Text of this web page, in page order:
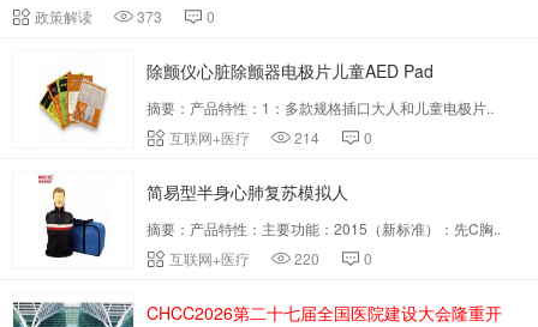
政策解读
373 0
除颤仪心脏除颤器电极片儿童AED Pad
摘要：产品特性：1：多款规格插口大人和儿童电极片..
互联网+医疗
214 0
简易型半身心肺复苏模拟人
摘要：产品特性：主要功能：2015（新标准）：先C胸..
互联网+医疗
220 0
CHCC2026第二十七届全国医院建设大会隆重开